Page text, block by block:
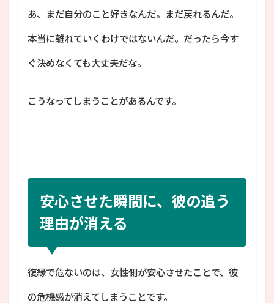
あ、まだ自分のこと好きなんだ。まだ戻れるんだ。
本当に離れていくわけではないんだ。だったら今す
ぐ決めなくても大丈夫だな。
こうなってしまうことがあるんです。
安心させた瞬間に、彼の追う
理由が消える
復縁で危ないのは、女性側が安心させたことで、彼
の危機感が消えてしまうことです。